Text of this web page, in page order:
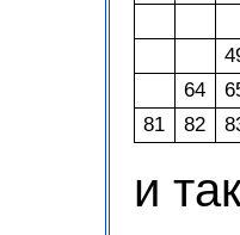
64
81
82
и